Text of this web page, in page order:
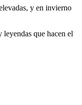
y en invierno
que hacen el